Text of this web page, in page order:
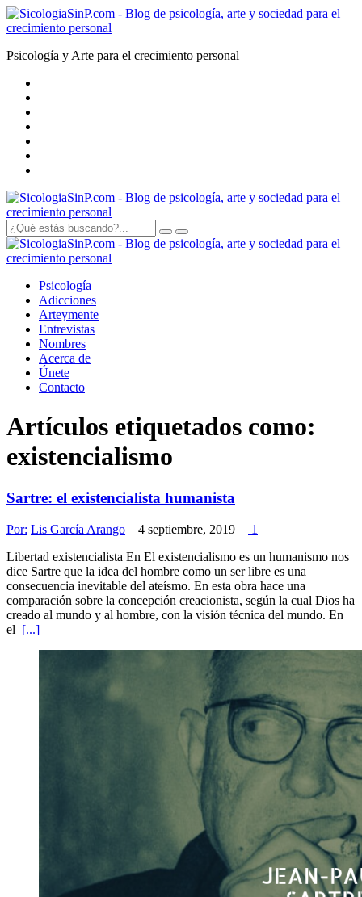
Psicología y Arte para el crecimiento personal
Psicología
Adicciones
Arteymente
Entrevistas
Nombres
Acerca de
Únete
Contacto
Artículos etiquetados como:
existencialismo
Sartre: el existencialista humanista
Por: Lis García Arango 4 septiembre, 2019
1
Libertad existencialista En El existencialismo es un humanismo nos
dice Sartre que la idea del hombre como un ser libre es una
consecuencia inevitable del ateísmo. En esta obra hace una
comparación sobre la concepción creacionista, según la cual Dios ha
creado al mundo y al hombre, con la visión técnica del mundo. En
el [...]